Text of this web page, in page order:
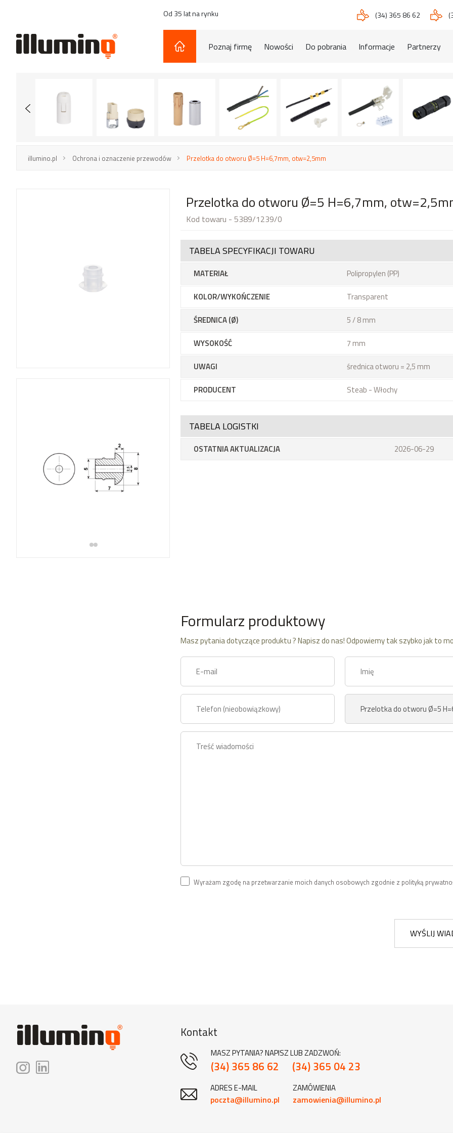
Od 35 lat na rynku (34) 365 86 62
Poznaj firmę Nowości Do pobrania Informacje Partnerzy
illumino.pl Ochrona i oznaczenie przewodów Przelotka do otworu Ø=5 H=6,7mm, otw=2,5mm
Przelotka do otworu Ø=5 H=6,7mm,
Kod towaru - 5389/1239/0
TABELA SPECYFIKACJI TOWARU
MATERIAŁ
Polipropylen (PP)
KOLOR/WYKOŃCZENIE
Transparent
ŚREDNICA (Ø)
5 / 8 mm
WYSOKOŚĆ
7 mm
UWAGI
średnica otworu = 2,5 mm
PRODUCENT
Steab - Włochy
TABELA LOGISTKI
OSTATNIA AKTUALIZACJA 2026-06-29
Formularz produktowy
Masz pytania dotyczące produktu ? Napisz do nas! Odpowiemy tak szybko jak to
Wyrażam zgodę na przetwarzanie moich danych osobowych zgodnie z polityką
WYŚLIJ
Kontakt
MASZ PYTANIA? NAPISZ LUB ZADZWOŃ:
(34) 365 86 62 (34) 365 04 23
ADRES E-MAIL
poczta@illumino.pl
ZAMÓWIENIA
zamowienia@illumino.pl